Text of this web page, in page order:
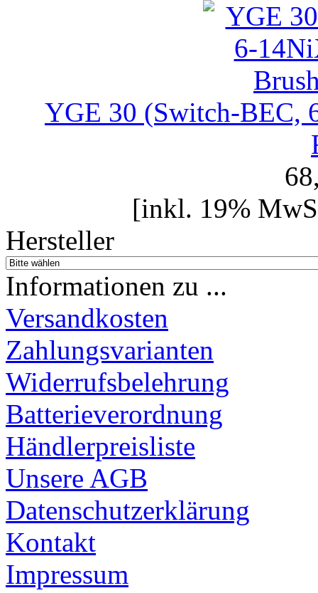
YGE 30 (Switch-BEC,
[inkl. 19%
Hersteller
Informationen zu ...
Versandkosten
Zahlungsvarianten
Widerrufsbelehrung
Batterieverordnung
Händlerpreisliste
Unsere AGB
Datenschutzerklärung
Kontakt
Impressum